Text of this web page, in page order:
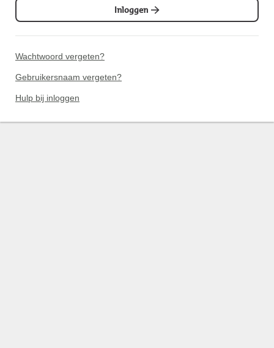
Inloggen
Wachtwoord vergeten?
Gebruikersnaam vergeten?
Hulp bij inloggen